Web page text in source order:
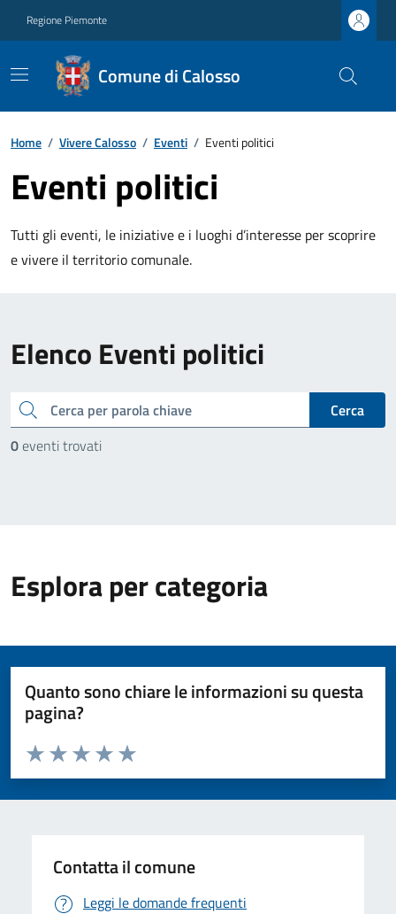
Regione Piemonte
Comune di Calosso
Home / Vivere Calosso / Eventi / Eventi politici
Eventi politici
Tutti gli eventi, le iniziative e i luoghi d’interesse per scoprire
e vivere il territorio comunale.
Elenco Eventi politici
cerca
Cerca
0eventi trovati
Esplora per categoria
Quanto sono chiare le informazioni su questa
pagina?
Valuta da 1 a 5 stelle la pagina
Valuta 5 stelle su 5
Valuta 4 stelle su 5
Valuta 3 stelle su 5
Valuta 2 stelle su 5
Valuta 1 stelle su 5
Contatta il comune
Leggi le domande frequenti